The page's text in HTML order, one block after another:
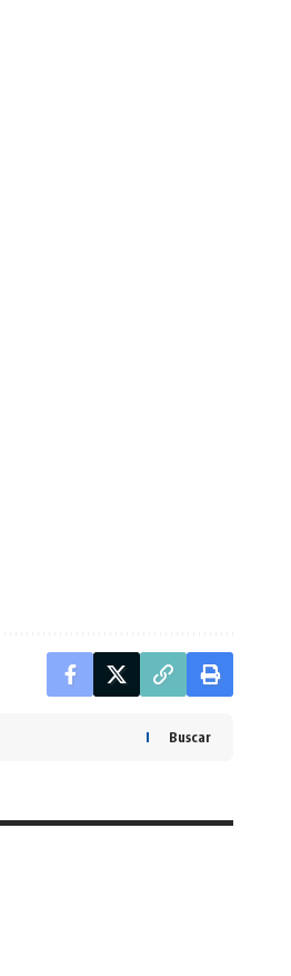
Buscar